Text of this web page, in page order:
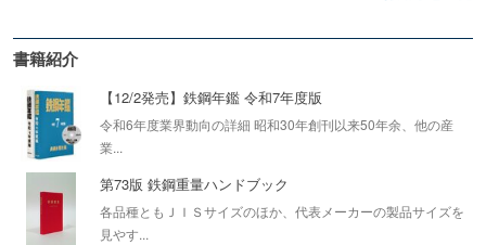
書籍紹介
【12/2発売】鉄鋼年鑑 令和7年度版
令和6年度業界動向の詳細 昭和30年創刊以来50年余、他の産
業...
第73版 鉄鋼重量ハンドブック
各品種ともＪＩＳサイズのほか、代表メーカーの製品サイズを
見やす...